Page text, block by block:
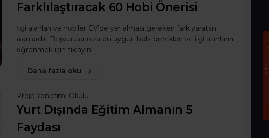
Farklılaştıracak 60 Hobi Önerisi
İlgi alanları ve hobiler CV’de yer alması gereken fark yaratan
alanlardır. Başvurularınıza en uygun hobi örnekleri ve ilgi alanlarını
öğrenmek için tıklayın!
Daha fazla oku
Proje Yönetimi Okulu
Yurt Dışında Eğitim Almanın 5
Faydası